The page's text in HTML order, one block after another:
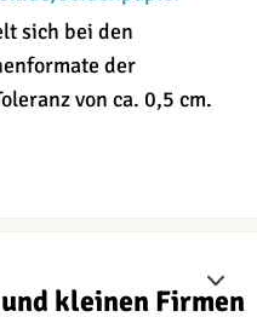
sich bei den
der
von ca. 0,5 cm.
kleinen Firmen